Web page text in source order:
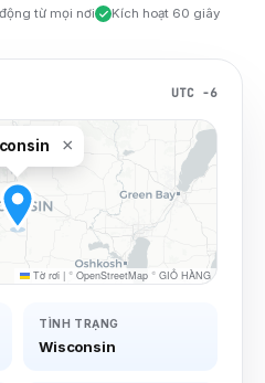
từ mọi nơi Kích hoạt 60 giây
UTC −6
×
Tờ rơi | © OpenStreetMap © GIỎ HÀNG
TÌNH TRẠNG
Wisconsin